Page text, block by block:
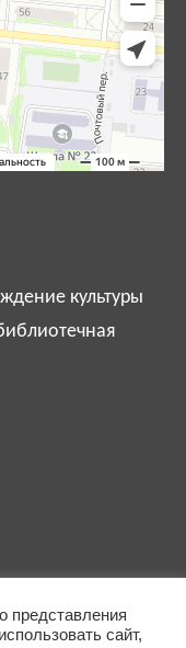
культуры
представления
сайт,